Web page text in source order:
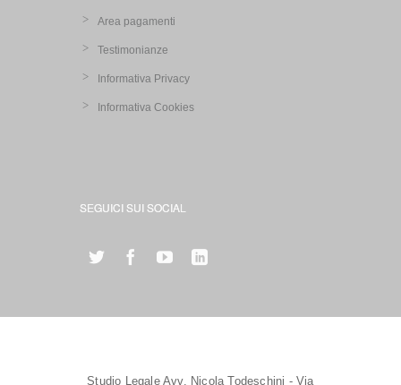
Area pagamenti
Testimonianze
Informativa Privacy
Informativa Cookies
SEGUICI SUI SOCIAL
Studio Legale Avv. Nicola Todeschini - Via